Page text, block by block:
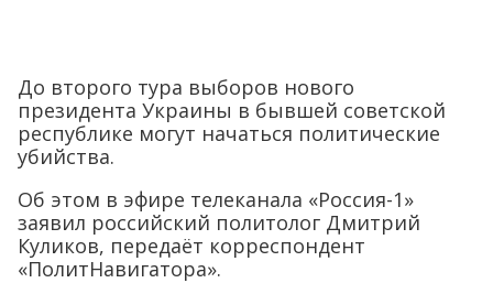
До второго тура выборов нового
президента Украины в бывшей советской
республике могут начаться политические
убийства.
Об этом в эфире телеканала «Россия-1»
заявил российский политолог Дмитрий
Куликов, передаёт корреспондент
«ПолитНавигатора».